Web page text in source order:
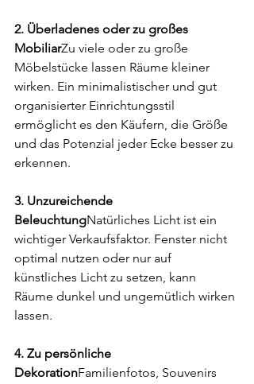
2. Überladenes oder zu großes
MobiliarZu viele oder zu große
Möbelstücke lassen Räume kleiner
wirken. Ein minimalistischer und gut
organisierter Einrichtungsstil
ermöglicht es den Käufern, die Größe
und das Potenzial jeder Ecke besser zu
erkennen.
3. Unzureichende
BeleuchtungNatürliches Licht ist ein
wichtiger Verkaufsfaktor. Fenster nicht
optimal nutzen oder nur auf
künstliches Licht zu setzen, kann
Räume dunkel und ungemütlich wirken
lassen.
4. Zu persönliche
DekorationFamilienfotos, Souvenirs